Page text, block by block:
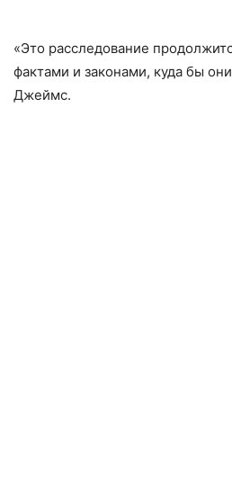
«Это расследование
фактами и законами, куда бы
Джеймс.